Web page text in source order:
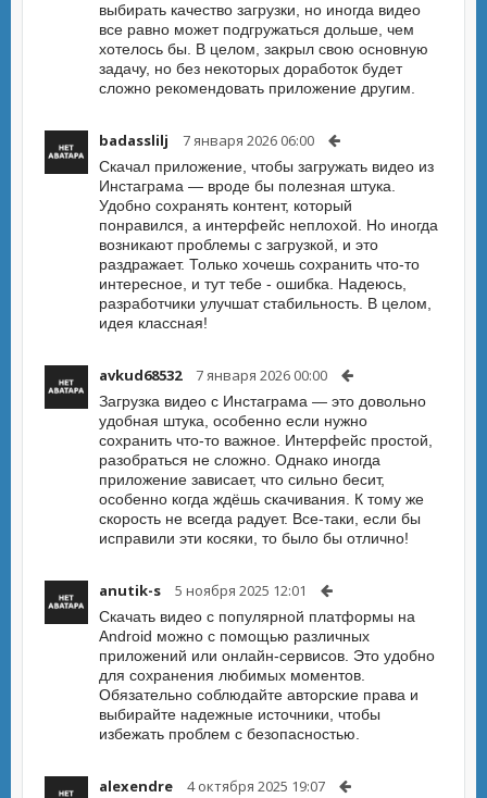
выбирать качество загрузки, но иногда видео
все равно может подгружаться дольше, чем
хотелось бы. В целом, закрыл свою основную
задачу, но без некоторых доработок будет
сложно рекомендовать приложение другим.
badasslilj 7 января 2026 06:00
Скачал приложение, чтобы загружать видео из
Инстаграма — вроде бы полезная штука.
Удобно сохранять контент, который
понравился, а интерфейс неплохой. Но иногда
возникают проблемы с загрузкой, и это
раздражает. Только хочешь сохранить что-то
интересное, и тут тебе - ошибка. Надеюсь,
разработчики улучшат стабильность. В целом,
идея классная!
avkud68532 7 января 2026 00:00
Загрузка видео с Инстаграма — это довольно
удобная штука, особенно если нужно
сохранить что-то важное. Интерфейс простой,
разобраться не сложно. Однако иногда
приложение зависает, что сильно бесит,
особенно когда ждёшь скачивания. К тому же
скорость не всегда радует. Все-таки, если бы
исправили эти косяки, то было бы отлично!
anutik-s 5 ноября 2025 12:01
Скачать видео с популярной платформы на
Android можно с помощью различных
приложений или онлайн-сервисов. Это удобно
для сохранения любимых моментов.
Обязательно соблюдайте авторские права и
выбирайте надежные источники, чтобы
избежать проблем с безопасностью.
alexendre 4 октября 2025 19:07